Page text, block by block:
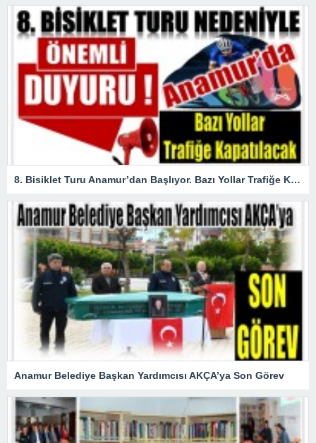
8. Bisiklet Turu Anamur’dan Başlıyor. Bazı Yollar Trafiğe Kapatılacak
Anamur Belediye Başkan Yardımcısı AKÇA’ya Son Görev